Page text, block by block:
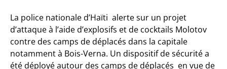
La police nationale d’Haïti alerte sur un projet
d’attaque à l’aide d’explosifs et de cocktails Molotov
contre des camps de déplacés dans la capitale
notamment à Bois-Verna. Un dispositif de sécurité a
été déployé autour des camps de déplacés en vue de